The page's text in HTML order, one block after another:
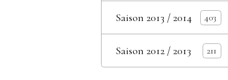
Saison 2013 / 2014 403
Saison 2012 / 2013 211